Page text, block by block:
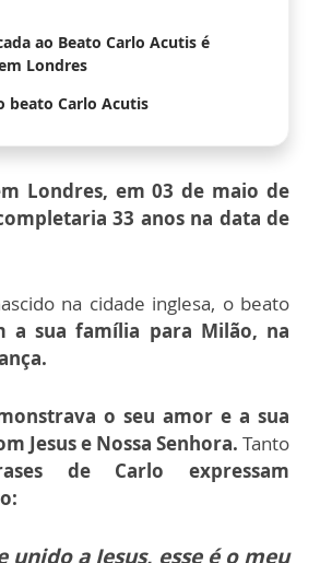
ao Beato Carlo Acutis é
Londres
beato Carlo Acutis
Londres, em 03 de maio de
33 anos na data de
na cidade inglesa, o beato
a sua família para Milão, na
o seu amor e a sua
Jesus e Nossa Senhora. Tanto
de Carlo expressam
unido a Jesus, esse é o meu